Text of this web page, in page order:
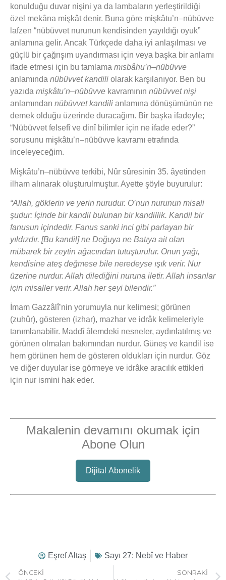
konulduğu duvar nişini ya da lambaların yerleştirildiği
özel mekâna mişkât denir. Buna göre mişkâtu’n–nübüvve
lafzen “nübüvvet nurunun kendisinden yayıldığı oyuk”
anlamına gelir. Ancak Türkçede daha iyi anlaşılması ve
güçlü bir çağrışım uyandırması için veya başka bir anlamı
ifade etmesi için bu tamlama mısbâhu’n–nübüvve
anlamında nübüvvet kandili olarak karşılanıyor. Ben bu
yazıda mişkâtu’n–nübüvve kavramının nübüvvet nişi
anlamından nübüvvet kandili anlamına dönüşümünün ne
demek olduğu üzerinde duracağım. Bir başka ifadeyle;
“Nübüvvet felsefî ve dinî bilimler için ne ifade eder?”
sorusunu mişkâtu’n–nübüvve kavramı etrafında
inceleyeceğim.
Mişkâtu’n–nübüvve terkibi, Nûr sûresinin 35. âyetinden
ilham alınarak oluşturulmuştur. Ayette şöyle buyurulur:
“Allah, göklerin ve yerin nurudur. O’nun nurunun misali
şudur: İçinde bir kandil bulunan bir kandillik. Kandil bir
fanusun içindedir. Fanus sanki inci gibi parlayan bir
yıldızdır. [Bu kandil] ne Doğuya ne Batıya ait olan
mübarek bir zeytin ağacından tutuşturulur. Onun yağı,
kendisine ateş değmese bile neredeyse ışık verir. Nur
üzerine nurdur. Allah dilediğini nuruna iletir. Allah insanlar
için misaller verir. Allah her şeyi bilendir.”
İmam Gazzâlî’nin yorumuyla nur kelimesi; görünen
(zuhûr), gösteren (izhar), mazhar ve idrâk kelimeleriyle
tanımlanabilir. Maddî âlemdeki nesneler, aydınlatılmış ve
görünen olmaları bakımından nurdur. Güneş ve kandil ise
hem görünen hem de gösteren oldukları için nurdur. Göz
ve diğer duyular ise görmeye ve idrâke aracılık ettikleri
için nur ismini hak eder.
Makalenin devamını okumak için
Abone Olun
Dijital Abonelik
Eşref Altaş Sayı 27: Nebî ve Haber
ÖNCEKI SONRAKI